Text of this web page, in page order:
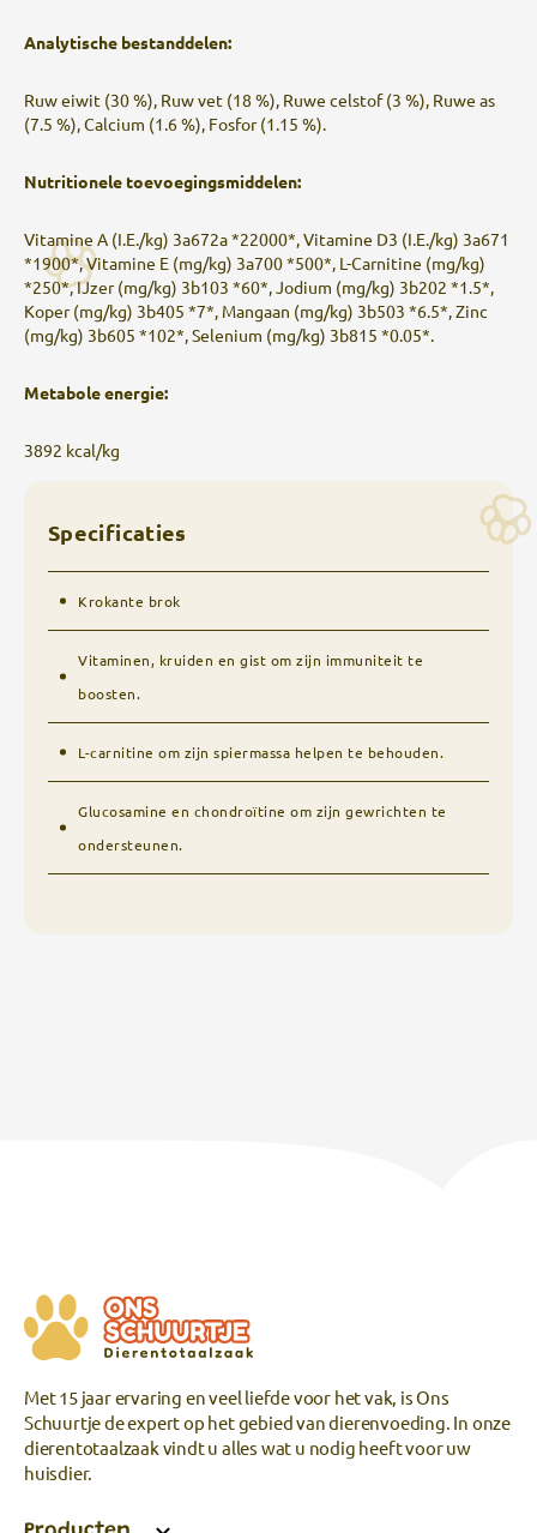
Analytische bestanddelen:
Ruw eiwit (30 %), Ruw vet (18 %), Ruwe celstof (3 %), Ruwe as
(7.5 %), Calcium (1.6 %), Fosfor (1.15 %).
Nutritionele toevoegingsmiddelen:
Vitamine A (I.E./kg) 3a672a *22000*, Vitamine D3 (I.E./kg) 3a671
*1900*, Vitamine E (mg/kg) 3a700 *500*, L-Carnitine (mg/kg)
*250*, IJzer (mg/kg) 3b103 *60*, Jodium (mg/kg) 3b202 *1.5*,
Koper (mg/kg) 3b405 *7*, Mangaan (mg/kg) 3b503 *6.5*, Zinc
(mg/kg) 3b605 *102*, Selenium (mg/kg) 3b815 *0.05*.
Metabole energie:
3892 kcal/kg
Specificaties
Krokante brok
Vitaminen, kruiden en gist om zijn immuniteit te
boosten.
L-carnitine om zijn spiermassa helpen te behouden.
Glucosamine en chondroïtine om zijn gewrichten te
ondersteunen.
Met 15 jaar ervaring en veel liefde voor het vak, is Ons
Schuurtje de expert op het gebied van dierenvoeding. In onze
dierentotaalzaak vindt u alles wat u nodig heeft voor uw
huisdier.